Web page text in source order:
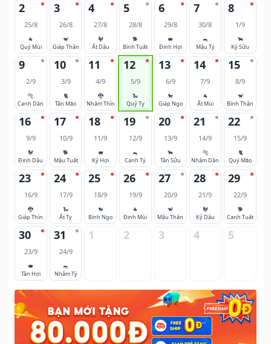
2
25/8
🐐
Quý Mùi
3
26/8
🐒
Giáp Thân
4
27/8
🐓
Ất Dậu
5
28/8
🐕
Bính Tuất
6
29/8
🐖
Đinh Hợi
7
30/8
🐀
Mậu Tý
8
1/9
🐂
Kỷ Sửu
9
2/9
🐅
Canh Dần
10
3/9
🐈
Tân Mão
11
4/9
🐉
Nhâm Thìn
12
5/9
🐍
Quý Tỵ
13
6/9
🐎
Giáp Ngọ
14
7/9
🐐
Ất Mùi
15
8/9
🐒
Bính Thân
16
9/9
🐓
Đinh Dậu
17
10/9
🐕
Mậu Tuất
18
11/9
🐖
Kỷ Hợi
19
12/9
🐀
Canh Tý
20
13/9
🐂
Tân Sửu
21
14/9
🐅
Nhâm Dần
22
15/9
🐈
Quý Mão
23
16/9
🐉
Giáp Thìn
24
17/9
🐍
Ất Tỵ
25
18/9
🐎
Bính Ngọ
26
19/9
🐐
Đinh Mùi
27
20/9
🐒
Mậu Thân
28
21/9
🐓
Kỷ Dậu
29
22/9
🐕
Canh Tuất
30
23/9
🐖
Tân Hợi
31
24/9
🐀
Nhâm Tý
1 2 3 4 5